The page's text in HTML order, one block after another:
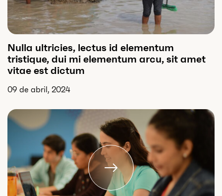
Nulla ultricies, lectus id elementum
tristique, dui mi elementum arcu, sit amet
vitae est dictum
09 de abril, 2024